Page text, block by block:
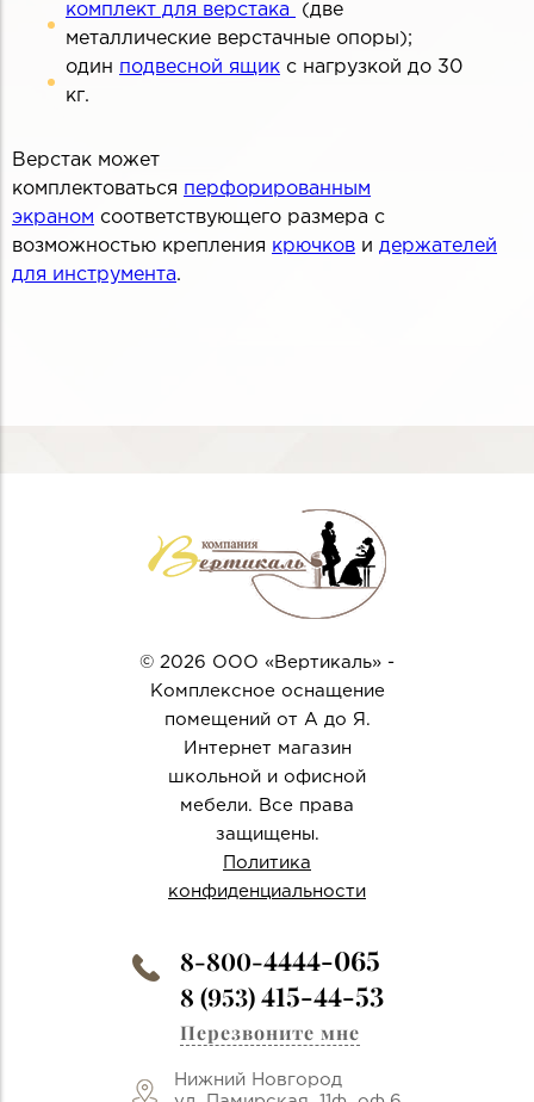
комплект для верстака
(две
металлические верстачные опоры);
один подвесной ящик с нагрузкой до 30
кг.
Верстак может
комплектоваться перфорированным
экраном соответствующего размера с
возможностью крепления крючков и держателей
для инструмента.
© 2026 ООО «Вертикаль» -
Комплексное оснащение
помещений от А до Я.
Интернет магазин
школьной и офисной
мебели. Все права
защищены.
Политика
конфиденциальности
8-800-4444-065
8 (953)415-44-53
Перезвоните мне
Нижний Новгород